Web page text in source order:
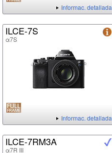
Informac. detallada
ILCE-7S
α7S
Informac. detallada
ILCE-7RM3A
α7R III